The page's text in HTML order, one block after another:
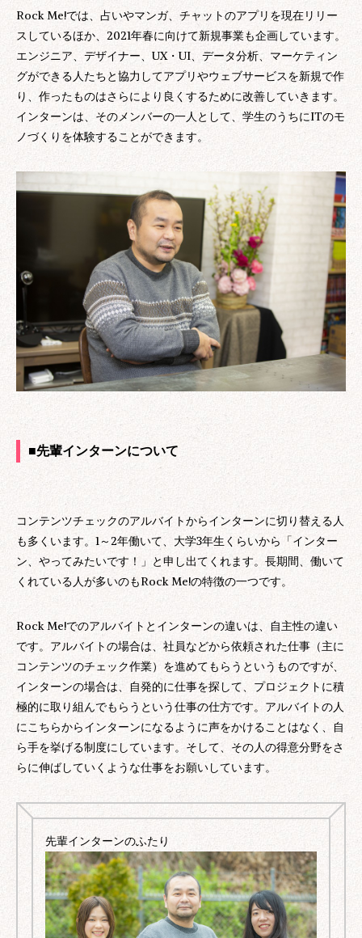
Rock Me!では、占いやマンガ、チャットのアプリを現在リリー
スしているほか、2021年春に向けて新規事業も企画しています。
エンジニア、デザイナー、UX・UI、データ分析、マーケティン
グができる人たちと協力してアプリやウェブサービスを新規で作
り、作ったものはさらにより良くするために改善していきます。
インターンは、そのメンバーの一人として、学生のうちにITのモ
ノづくりを体験することができます。
■先輩インターンについて
コンテンツチェックのアルバイトからインターンに切り替える人
も多くいます。1～2年働いて、大学3年生くらいから「インター
ン、やってみたいです！」と申し出てくれます。長期間、働いて
くれている人が多いのもRock Me!の特徴の一つです。
Rock Me!でのアルバイトとインターンの違いは、自主性の違い
です。アルバイトの場合は、社員などから依頼された仕事（主に
コンテンツのチェック作業）を進めてもらうというものですが、
インターンの場合は、自発的に仕事を探して、プロジェクトに積
極的に取り組んでもらうという仕事の仕方です。アルバイトの人
にこちらからインターンになるように声をかけることはなく、自
ら手を挙げる制度にしています。そして、その人の得意分野をさ
らに伸ばしていくような仕事をお願いしています。
先輩インターンのふたり